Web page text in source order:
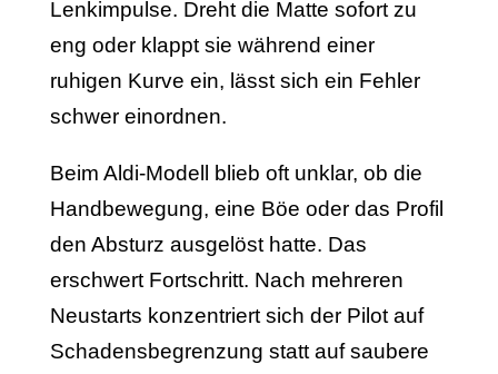
Lenkimpulse. Dreht die Matte sofort zu
eng oder klappt sie während einer
ruhigen Kurve ein, lässt sich ein Fehler
schwer einordnen.
Beim Aldi-Modell blieb oft unklar, ob die
Handbewegung, eine Böe oder das Profil
den Absturz ausgelöst hatte. Das
erschwert Fortschritt. Nach mehreren
Neustarts konzentriert sich der Pilot auf
Schadensbegrenzung statt auf saubere